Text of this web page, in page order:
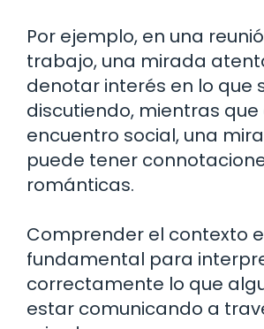
Por ejemplo, en una
trabajo, una mirada
denotar interés en lo que
discutiendo, mientras que
encuentro social, una
puede tener
románticas.
Comprender el contexto
fundamental para
correctamente lo que
estar comunicando a